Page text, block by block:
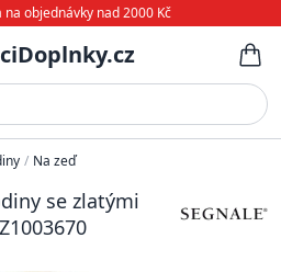
objednávky nad 2000 Kč
/ Na zeď
se zlatými